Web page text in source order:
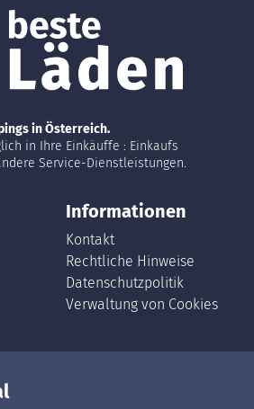
in Österreich.
in Ihre Einkäuffe : Einkaufs
Service-Dienstleistungen.
Informationen
Kontakt
Rechtliche Hinweise
Datenschutzpolitik
Verwaltung von Cookies